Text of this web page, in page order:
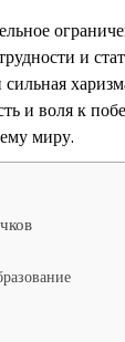
и
и воля к
миру.